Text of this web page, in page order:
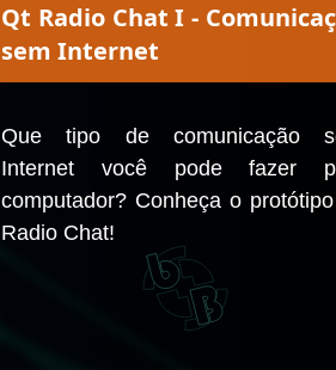
Qt Radio Chat I -
sem Internet
Que tipo de comunicação
Internet você pode fazer
computador? Conheça o
Radio Chat!